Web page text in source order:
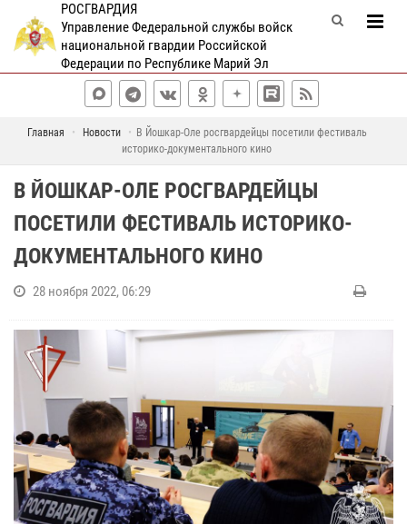
РОСГВАРДИЯ
Управление Федеральной службы войск
национальной гвардии Российской
Федерации по Республике Марий Эл
Главная Новости
В Йошкар-Оле росгвардейцы посетили фестиваль
историко-документального кино
В ЙОШКАР-ОЛЕ РОСГВАРДЕЙЦЫ
ПОСЕТИЛИ ФЕСТИВАЛЬ ИСТОРИКО-
ДОКУМЕНТАЛЬНОГО КИНО
28 ноября 2022, 06:29